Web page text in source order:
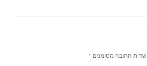
שדות החובה מסומנים*